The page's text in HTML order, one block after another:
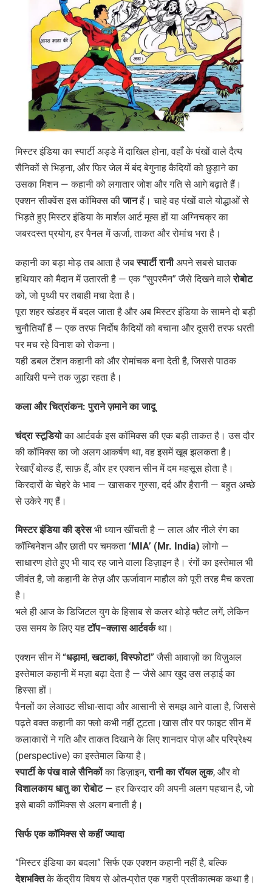
मिस्टर इंडिया का स्पार्टी अड्डे में दाखिल होना, वहाँ के पंखों वाले दैत्य
सैनिकों से भिड़ना, और फिर जेल में बंद बेगुनाह कैदियों को छुड़ाने का
उसका मिशन — कहानी को लगातार जोश और गति से आगे बढ़ाते हैं।
एक्शन सीक्वेंस इस कॉमिक्स कीजानहैं। चाहे वह पंखों वाले योद्धाओं से
भिड़ते हुए मिस्टर इंडिया के मार्शल आर्ट मूव्स हों या अग्निचक्र का
जबरदस्त प्रयोग, हर पैनल में ऊर्जा, ताकत और रोमांच भरा है।
कहानी का बड़ा मोड़ तब आता है जबस्पार्टी रानीअपने सबसे घातक
हथियार को मैदान में उतारती है — एक “सुपरमैन” जैसे दिखने वालेरोबोट
को, जो पृथ्वी पर तबाही मचा देता है।
पूरा शहर खंडहर में बदल जाता है और अब मिस्टर इंडिया के सामने दो बड़ी
चुनौतियाँ हैं — एक तरफ निर्दोष कैदियों को बचाना और दूसरी तरफ धरती
पर मच रहे विनाश को रोकना।
यही डबल टेंशन कहानी को और रोमांचक बना देती है, जिससे पाठक
आखिरी पन्ने तक जुड़ा रहता है।
कला और चित्रांकन:पुराने ज़माने का जादू
चंद्रा स्टूडियोका आर्टवर्क इस कॉमिक्स की एक बड़ी ताकत है। उस दौर
की कॉमिक्स का जो अलग आकर्षण था, वह इसमें खूब झलकता है।
रेखाएँ बोल्ड हैं, साफ़ हैं, और हर एक्शन सीन में दम महसूस होता है।
किरदारों के चेहरे के भाव — खासकर गुस्सा, दर्द और हैरानी — बहुत अच्छे
से उकेरे गए हैं।
मिस्टर इंडिया की ड्रेसभी ध्यान खींचती है — लाल और नीले रंग का
कॉम्बिनेशन और छाती पर चमकता ‘MIA’ (Mr. India) लोगो —
साधारण होते हुए भी याद रह जाने वाला डिज़ाइन है। रंगों का इस्तेमाल भी
जीवंत है, जो कहानी के तेज़ और ऊर्जावान माहौल को पूरी तरह मैच करता
है।
भले ही आज के डिजिटल युग के हिसाब से कलर थोड़े फ्लैट लगें, लेकिन
उस समय के लिए यहटॉप–क्लास आर्टवर्कथा।
एक्शन सीन में “धड़ाम!,खटाक!,विस्फोट!” जैसी आवाज़ों का विज़ुअल
इस्तेमाल कहानी में मज़ा बढ़ा देता है — जैसे आप खुद उस लड़ाई का
हिस्सा हों।
पैनलों का लेआउट सीधा-सादा और आसानी से समझ आने वाला है, जिससे
पढ़ते वक्त कहानी का फ्लो कभी नहीं टूटता।खास तौर पर फाइट सीन में
कलाकारों ने गति और ताकत दिखाने के लिए शानदार पोज़ और परिप्रेक्ष्य
(perspective) का इस्तेमाल किया है।
स्पार्टी के पंख वाले सैनिकोंका डिज़ाइन,रानी का रॉयल लुक, और वो
विशालकाय धातु का रोबोट— हर किरदार की अपनी अलग पहचान है, जो
इसे बाकी कॉमिक्स से अलग बनाती है।
सिर्फएककॉमिक्ससेकहींज्यादा
“मिस्टर इंडिया का बदला” सिर्फ एक एक्शन कहानी नहीं है, बल्कि
देशभक्तिके केंद्रीय विषय से ओत-प्रोत एक गहरी प्रतीकात्मक कथा है।